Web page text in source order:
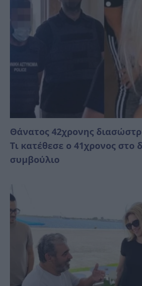
Θάνατος 42χρονης
Τι κατέθεσε ο 41χρονος στο
συμβούλιο